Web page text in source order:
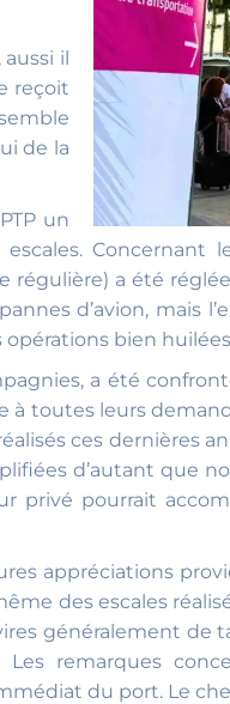
il
reçoit
de la
un
Concernant
a été
d’avion, mais
opérations bien
a été
toutes leurs
ces dernières
d’autant
privé pourrait
appréciations
des escales
généralement
remarques
du port. Le